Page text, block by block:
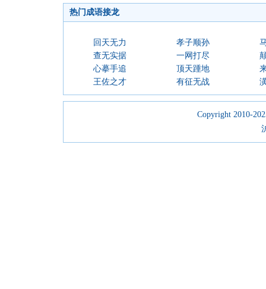
热门成语接龙
回天无力 孝子顺孙
查无实据
一网打尽
心摹手追
顶天踵地
王佐之才
有征无战
Copyright 2010-